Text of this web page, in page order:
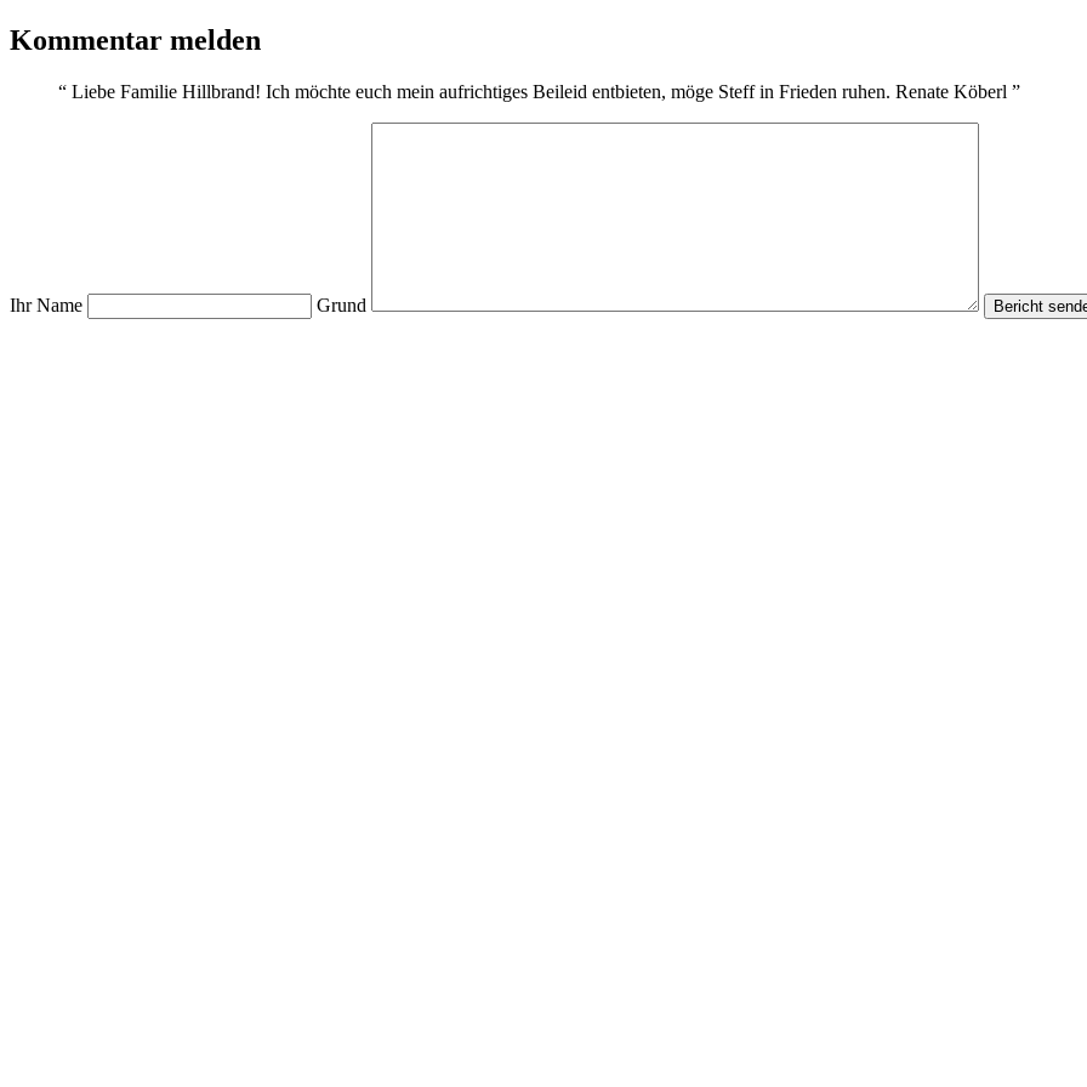
Kommentar melden
“ Liebe Familie Hillbrand! Ich möchte euch mein aufrichtiges Beileid entbieten, möge Steff in Frieden ruhen. Renate Köberl ”
Ihr Name Grund Bericht